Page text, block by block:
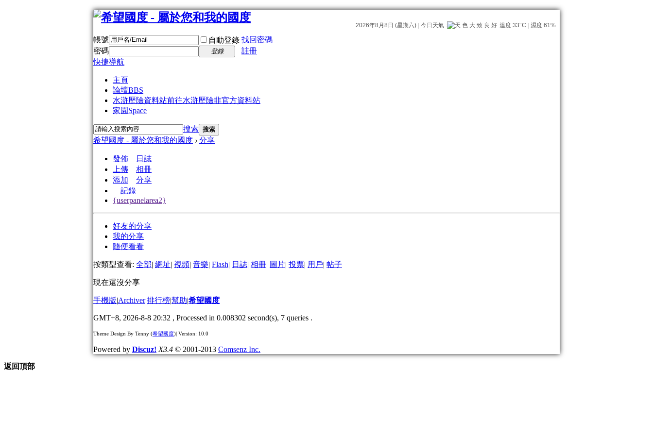
帳號 自動登錄 找回密碼
密碼
登錄
註冊
快捷導航
主頁
論壇BBS
水滸歷險資料站前往水滸歷險非官方資料站
家園 Space
搜索 搜索
希望國度 - 屬於您和我的國度 › 分享
發佈
日誌
上傳
相冊
添加
分享
記錄
{userpanelarea2}
好友的分享
我的分享
隨便看看
按類型查看: 全部| 網址| 視頻| 音樂| Flash| 日誌| 相冊| 圖片| 投票| 用戶| 帖子
現在還沒分享
手機版|Archiver|排行榜|幫助|希望國度
GMT+8, 2026-8-8 20:32 , Processed in 0.008302 second(s), 7 queries .
Theme Design By Tenny (希望國度)| Version: 10.0
Powered by Discuz! X3.4 © 2001-2013 Comsenz Inc.
返回頂部